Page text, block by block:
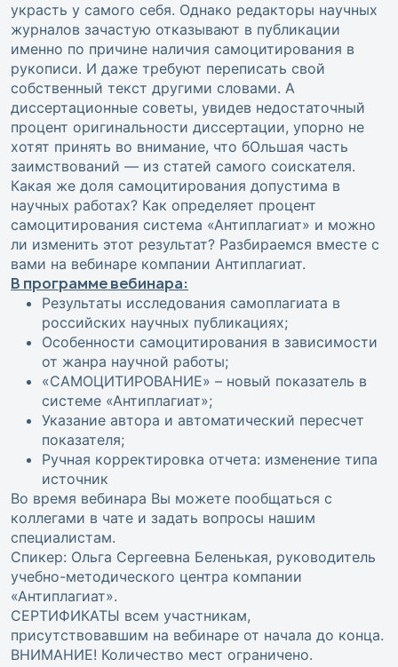
украсть у самого себя. Однако редакторы научных
журналов зачастую отказывают в публикации
именно по причине наличия самоцитирования в
рукописи. И даже требуют переписать свой
собственный текст другими словами. А
диссертационные советы, увидев недостаточный
процент оригинальности диссертации, упорно не
хотят принять во внимание, что бОльшая часть
заимствований — из статей самого соискателя.
Какая же доля самоцитирования допустима в
научных работах? Как определяет процент
самоцитирования система «Антиплагиат» и можно
ли изменить этот результат? Разбираемся вместе с
вами на вебинаре компании Антиплагиат.
В программе вебинара:
Результаты исследования самоплагиата в
российских научных публикациях;
Особенности самоцитирования в зависимости
от жанра научной работы;
«САМОЦИТИРОВАНИЕ» – новый показатель в
системе «Антиплагиат»;
Указание автора и автоматический пересчет
показателя;
Ручная корректировка отчета: изменение типа
источник
Во время вебинара Вы можете пообщаться с
коллегами в чате и задать вопросы нашим
специалистам.
Спикер: Ольга Сергеевна Беленькая, руководитель
учебно-методического центра компании
«Антиплагиат».
СЕРТИФИКАТЫ всем участникам,
присутствовавшим на вебинаре от начала до конца.
ВНИМАНИЕ! Количество мест ограничено.